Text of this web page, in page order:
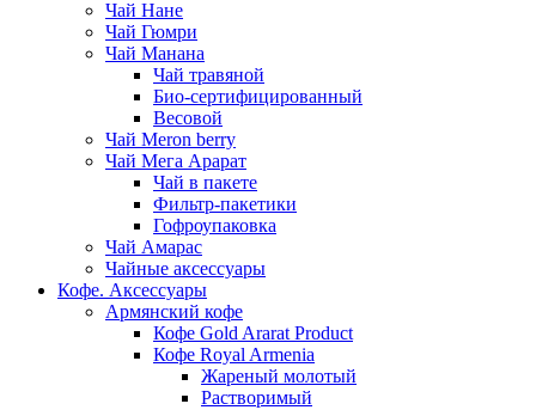
Чай Нане
Чай Гюмри
Чай Манана
Чай травяной
Био-сертифицированный
Весовой
Чай Meron berry
Чай Мега Арарат
Чай в пакете
Фильтр-пакетики
Гофроупаковка
Чай Амарас
Чайные аксессуары
Кофе. Аксессуары
Армянский кофе
Кофе Gold Ararat Product
Кофе Royal Armenia
Жареный молотый
Растворимый